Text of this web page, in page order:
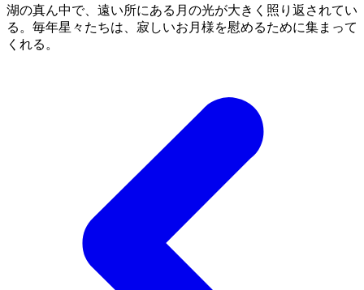
湖の真ん中で、遠い所にある月の光が大きく照り返されてい
る。毎年星々たちは、寂しいお月様を慰めるために集まって
くれる。